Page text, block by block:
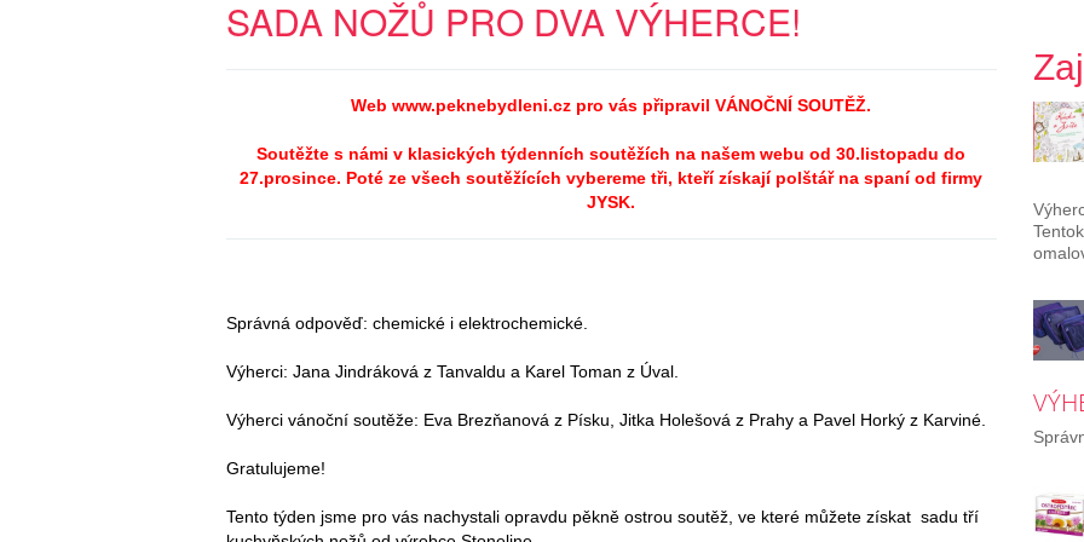
SADA NOŽŮ PRO DVA VÝHERCE!
Web www.peknebydleni.cz pro vás připravil VÁNOČNÍ SOUTĚŽ.
Soutěžte s námi v klasických týdenních soutěžích na našem webu od 30.listopadu do
27.prosince. Poté ze všech soutěžících vybereme tři, kteří získají polštář na spaní od firmy
JYSK.
Správná odpověď: chemické i elektrochemické.
Výherci: Jana Jindráková z Tanvaldu a Karel Toman z Úval.
Výherci vánoční soutěže: Eva Brezňanová z Písku, Jitka Holešová z Prahy a Pavel Horký z Karviné.
Gratulujeme!
Tento týden jsme pro vás nachystali opravdu pěkně ostrou soutěž, ve které můžete získat sadu tří